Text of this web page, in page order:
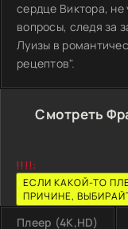
сердце Виктора, не
вопросы, следя за
Луизы в
рецептов".
Смотреть
!!!!:
ЕСЛИ КАКОЙ-ТО
ПРИЧИНЕ,
Плеер (4K,HD)